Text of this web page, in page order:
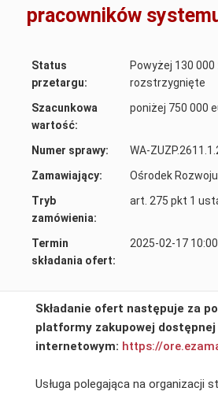
pracowników
Status
przetargu:
Powyżej 130
rozstrzygnięte
Szacunkowa
wartość:
poniżej 750 000
Numer sprawy:
WA-
Zamawiający:
Ośrodek
Tryb
zamówienia:
art. 275 pkt 1
Termin
składania ofert:
2025-02-17
Składanie ofert następuje za
platformy zakupowej dostępnej
internetowym: https://
Usługa polegająca na organizacji